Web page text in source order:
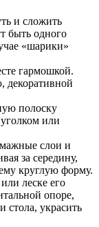
и сложить
быть одного
«шарики»
гармошкой.
декоративной
полоску
или
слои и
за середину,
круглую форму.
леске его
опоре,
стола, украсить